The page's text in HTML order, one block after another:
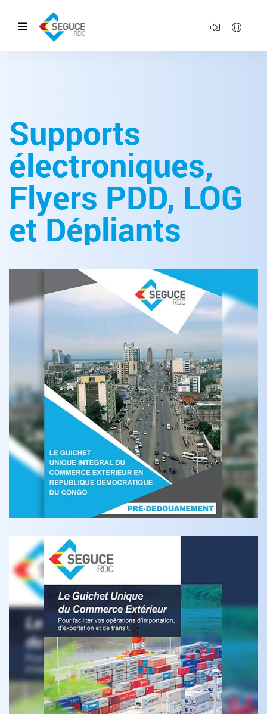
Supports
électroniques,
Flyers PDD, LOG
et Dépliants
Le Guichet Unique du Commerce
Le Guichet Unique du Commerce